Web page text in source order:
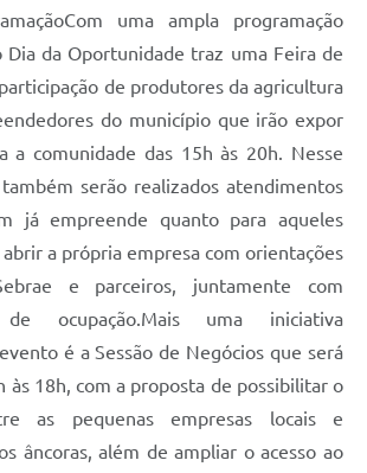
uma ampla programação
Dia da Oportunidade traz uma Feira de
de produtores da agricultura
do município que irão expor
a comunidade das 15h às 20h. Nesse
serão realizados atendimentos
já empreende quanto para aqueles
a própria empresa com orientações
e parceiros, juntamente com
de ocupação.Mais uma iniciativa
é a Sessão de Negócios que será
às 18h, com a proposta de possibilitar o
as pequenas empresas locais e
âncoras, além de ampliar o acesso ao